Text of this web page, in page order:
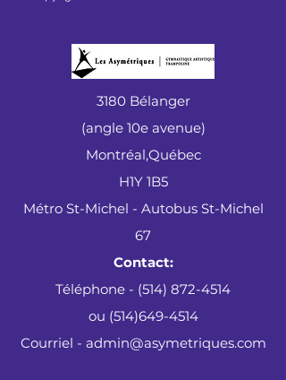
3180 Bélanger
(angle 10e avenue)
Montréal,Québec
H1Y 1B5
Métro St-Michel - Autobus St-Michel
67
Contact:
Téléphone - (514) 872-4514
ou (514)649-4514
Courriel - admin@asymetriques.com